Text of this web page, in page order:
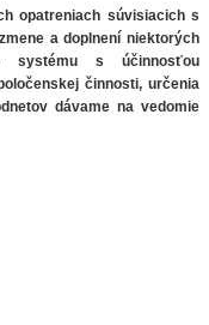
opatreniach súvisiacich s
a doplnení niektorých
systému s účinnosťou
činnosti, určenia
dávame na vedomie